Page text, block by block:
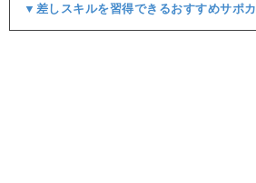
▼差しスキルを習得できるおすすめサポカ